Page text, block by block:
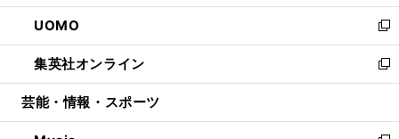
開
く
ウ
で
開
く
ン
ド
ウ
で
開
ウ
ィ
ン
ド
ウ
開
し
い
ウ
ィ
ン
ウ
UOMO
新
し
い
ウ
ン
集英社オンライン
新
し
ウ
芸能・情報・スポーツ